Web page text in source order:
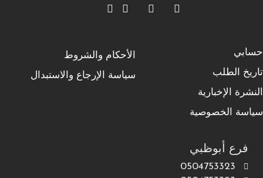
حسابي
تاريخ الطلب
النشرة الإخبارية
سياسة الخصوصية
الأحكام والشروط
سياسة الإرجاع والاستبدال
فرع أبوظبي
0504753323